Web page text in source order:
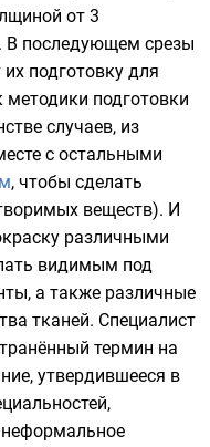
от 3
В последующем срезы
подготовку для
подготовки
случаев, из
с остальными
, чтобы сделать
веществ). И
различными
видимым под
а также различные
тканей. Специалист
термин на
утвердившееся в
неформальное